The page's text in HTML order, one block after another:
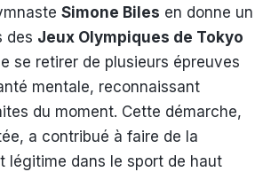
Simone Biles en donne un
des Jeux Olympiques de Tokyo
se retirer de plusieurs épreuves
mentale, reconnaissant
du moment. Cette démarche,
a contribué à faire de la
légitime dans le sport de haut